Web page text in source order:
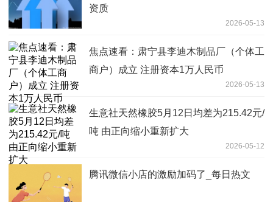
资质
2026-05-13
焦点速看：肃宁县李迪木制品厂（个体工
商户）成立 注册资本1万人民币
2026-05-13
生意社天然橡胶5月12日均差为215.42元/
吨 由正向缩小重新扩大
2026-05-12
腾讯微信小店的激励加码了_每日热文